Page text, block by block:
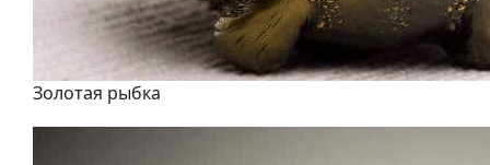
Золотая рыбка